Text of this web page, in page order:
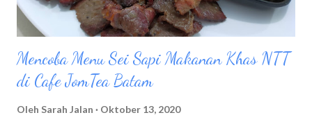
Mencoba Menu Sei Sapi Makanan Khas NTT
di Cafe JomTea Batam
Oleh Sarah Jalan Oktober 13, 2020